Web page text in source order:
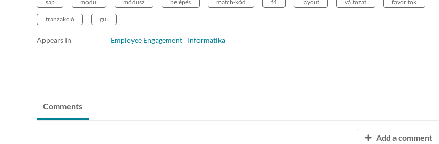
sap modul módusz belépés match-kód f4 layout változat favoritok
tranzakció gui
Appears In Employee Engagement Informatika
Comments
Add a comment